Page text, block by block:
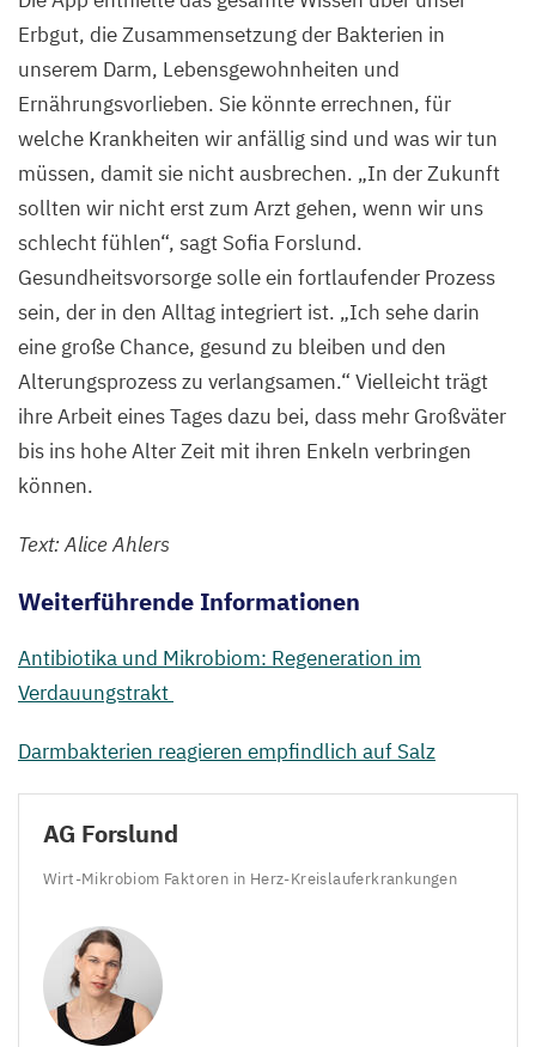
Erbgut, die Zusammensetzung der Bakterien in
unserem Darm, Lebensgewohnheiten und
Ernährungsvorlieben. Sie könnte errechnen, für
welche Krankheiten wir anfällig sind und was wir tun
müssen, damit sie nicht ausbrechen. „In der Zukunft
sollten wir nicht erst zum Arzt gehen, wenn wir uns
schlecht fühlen“, sagt Sofia Forslund.
Gesundheitsvorsorge solle ein fortlaufender Prozess
sein, der in den Alltag integriert ist. „Ich sehe darin
eine große Chance, gesund zu bleiben und den
Alterungsprozess zu verlangsamen.“ Vielleicht trägt
ihre Arbeit eines Tages dazu bei, dass mehr Großväter
bis ins hohe Alter Zeit mit ihren Enkeln verbringen
können.
Text: Alice Ahlers
Weiterführende Informationen
Antibiotika und Mikrobiom: Regeneration im
Verdauungstrakt
Darmbakterien reagieren empfindlich auf Salz
AG Forslund
Wirt-Mikrobiom Faktoren in Herz-Kreislauferkrankungen